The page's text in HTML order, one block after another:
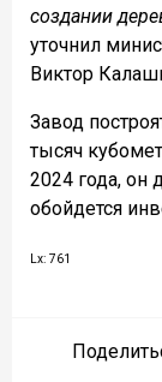
создании
уточнил
Виктор
Завод
тысяч
2024 года, он
обойдется
Lx: 761